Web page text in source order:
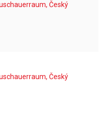
Český
Český